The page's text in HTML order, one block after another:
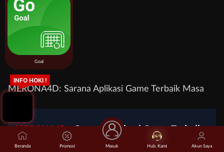
INFO HOKI !
Goal
MERONA4D: Sarana Aplikasi Game Terbaik Masa
MERONA4D: Sarana Aplikasi Game Terbaik
Masa Kini
Beranda Promosi Masuk Hub. Kami Akun Saya